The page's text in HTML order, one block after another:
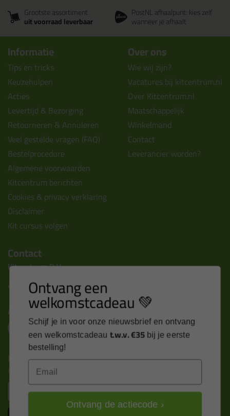
Grootste assortiment
uit voorraad leverbaar
PostNL afhaalpunt: kies zelf
wanneer je afhaalt
Informatie
Tips en tricks
Keuzehulpen
Acties
Levertijd & Bezorging
Retourneren & Annuleren
Veel gestelde vragen (FAQ)
Bestelprocedure
Algemene voorwaarden
Kitcentrum berichten
Cookies & privacy verklaring
Disclaimer
Kit cursus volgen
Over ons
Wie wij zijn?
Vacatures bij kitcentrum.nl
Over Kitcentrum.nl
Maatschappelijk
Winkelmand
Contact
Leverancier worden?
Contact
Kitcentrum B.V.
Alle contactgegevens >
Altijd op de hoogte blijven?
Nieuws, tips en exclusieve deals rechtstreeks in je
inbox
Ontvang een
welkomstcadeau 💚
Schijf je in voor onze nieuwsbrief en ontvang
een welkomstcadeau t.w.v. €35 bij je eerste
bestelling!
Ontvang de actiecode ›